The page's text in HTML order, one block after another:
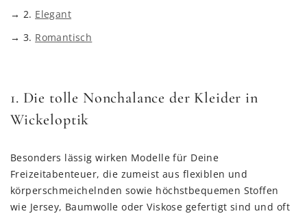
→ 2. Elegant
→ 3. Romantisch
1. Die tolle Nonchalance der Kleider in
Wickeloptik
Besonders lässig wirken Modelle für Deine
Freizeitabenteuer, die zumeist aus flexiblen und
körperschmeichelnden sowie höchstbequemen Stoffen
wie Jersey, Baumwolle oder Viskose gefertigt sind und oft